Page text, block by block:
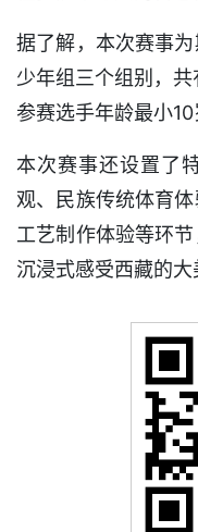
据了解，本次赛事
少年组三个组别，共
参赛选手年龄最小
本次赛事还设置了
观、民族传统体育
工艺制作体验等环
沉浸式感受西藏的大